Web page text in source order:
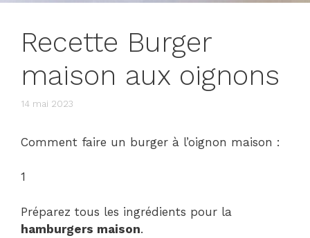
Recette Burger
maison aux oignons
14 mai 2023
Comment faire un burger à l’oignon maison :
1
Préparez tous les ingrédients pour la
hamburgers maison.